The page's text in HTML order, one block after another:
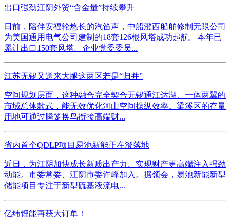
出口强劲江阴外贸“含金量”持续攀升
日前，陪伴安福轮悠长的汽笛声，中船澄西船舶修制无限公司
为美国通用电气公司建制的18套126根风塔成功起航。本年已
累计出口150套风塔。企业党委委员...
江苏无锡又送来大腿这两区若是“归并”
空间规划层面，这种融合完全契合无锡通江达湖、一体两翼的
市域总体款式，能无效优化河山空间操纵效率。梁溪区的存量
用地可通过腾笼换鸟衔接高端财...
省内首个QDLP项目易池新能正在澄落地
近日，为江阴加快成长新质出产力、实现财产更高端注入强劲
动能。市委常委、江阴市委许峰加入。据领会，易池新能新型
储能项目专注于新型硫基液流电...
亿纬锂能再获大订单！